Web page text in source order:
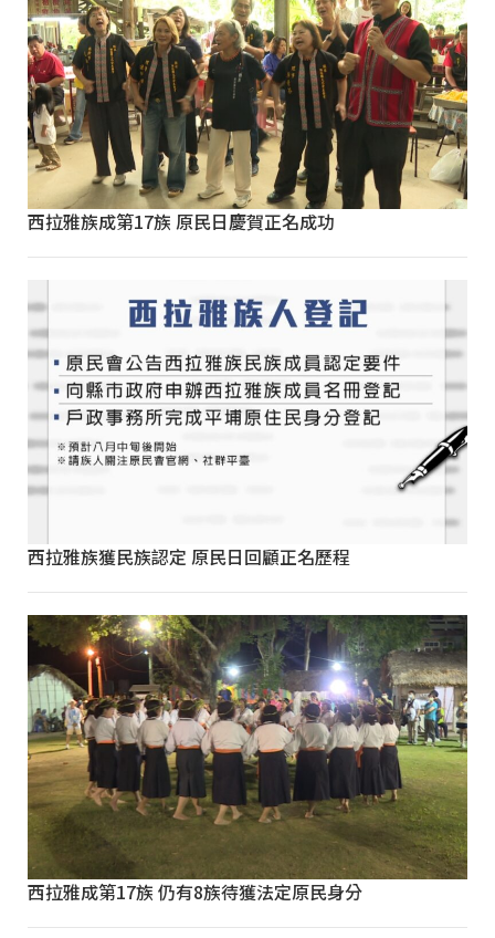
西拉雅族成第17族 原民日慶賀正名成功
西拉雅族獲民族認定 原民日回顧正名歷程
西拉雅成第17族 仍有8族待獲法定原民身分